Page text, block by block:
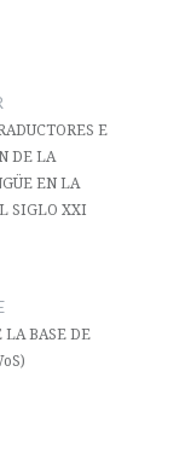
E
DE LA
EN LA
SIGLO XXI
BASE DE